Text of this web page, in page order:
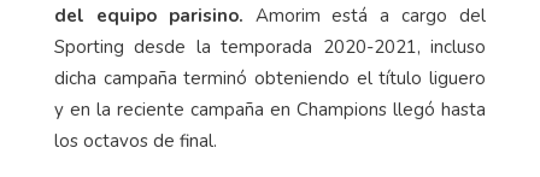
del equipo parisino. Amorim está a cargo del
Sporting desde la temporada 2020-2021, incluso
dicha campaña terminó obteniendo el título liguero
y en la reciente campaña en Champions llegó hasta
los octavos de final.